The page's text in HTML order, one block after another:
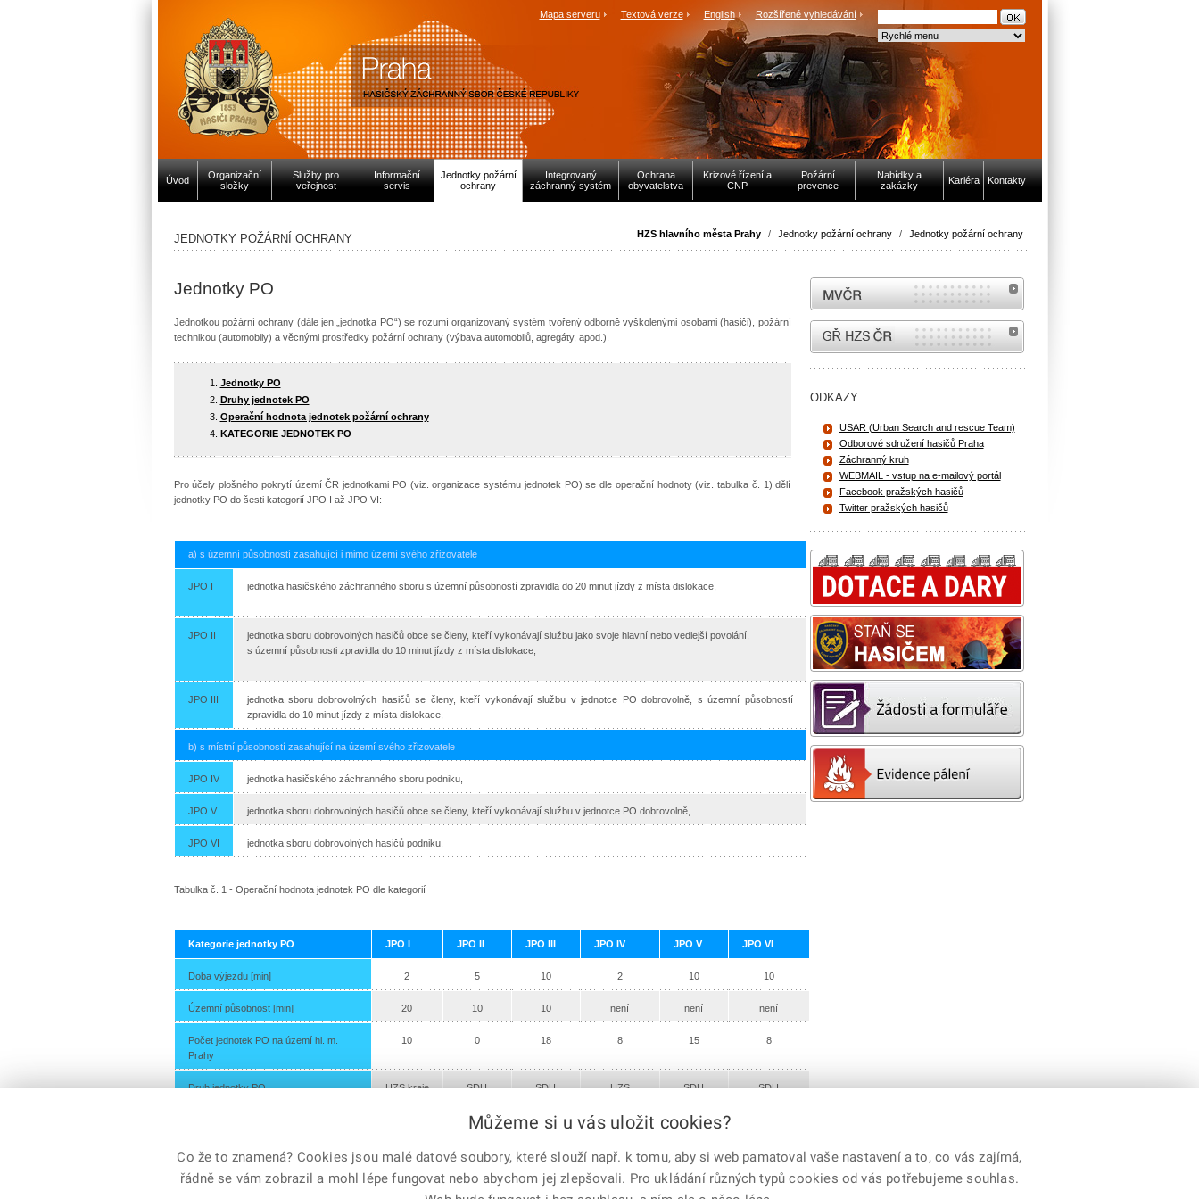
Mapa serveru Textová verze English Rozšířené vyhledávání
Úvod
Organizační
složky
Služby pro
veřejnost
Informační
servis
Jednotky požární
ochrany
Integrovaný
záchranný systém
Ochrana
obyvatelstva
Krizové řízení a
CNP
Požární
prevence
Nabídky a
zakázky
Kariéra Kontakty
HZS hlavního města Prahy / Jednotky požární ochrany / Jednotky požární ochrany
JEDNOTKY POŽÁRNÍ OCHRANY
Jednotky PO
Jednotkou požární ochrany (dále jen „jednotka PO“) se rozumí organizovaný systém tvořený odborně vyškolenými osobami (hasiči), požární
technikou (automobily) a věcnými prostředky požární ochrany (výbava automobilů, agregáty, apod.).
Jednotky PO
Druhy jednotek PO
Operační hodnota jednotek požární ochrany
KATEGORIE JEDNOTEK PO
Pro účely plošného pokrytí území ČR jednotkami PO (viz. organizace systému jednotek PO) se dle operační hodnoty (viz. tabulka č. 1) dělí
jednotky PO do šesti kategorií JPO I až JPO VI:
a) s územní působností zasahující i mimo území svého zřizovatele
JPO I jednotka hasičského záchranného sboru s územní působností zpravidla do 20 minut jízdy z místa dislokace,
JPO II
jednotka sboru dobrovolných hasičů obce se členy, kteří vykonávají službu jako svoje hlavní nebo vedlejší povolání,
s územní působnosti zpravidla do 10 minut jízdy z místa dislokace,
JPO III
jednotka sboru dobrovolných hasičů se členy, kteří vykonávají službu v jednotce PO dobrovolně, s územní působností
zpravidla do 10 minut jízdy z místa dislokace,
b) s místní působností zasahující na území svého zřizovatele
JPO IV jednotka hasičského záchranného sboru podniku,
JPO V jednotka sboru dobrovolných hasičů obce se členy, kteří vykonávají službu v jednotce PO dobrovolně,
JPO VI jednotka sboru dobrovolných hasičů podniku.
Tabulka č. 1 - Operační hodnota jednotek PO dle kategorií
Kategorie jednotky PO JPO I JPO II JPO III JPO IV JPO V JPO VI
Doba výjezdu [min] 2 5 10 2 10 10
Územní působnost [min] 20 10 10 není není není
Počet jednotek PO na území hl. m.
Prahy
10 0 18 8 15 8
Druh jednotky PO HZS kraje
SDH
SDH
HZS
SDH
SDH
Corp.
Facebook
MVČR
internetové stránky Hasiči ČR
ODKAZY
USAR (Urban Search and rescue Team)
Odborové sdružení hasičů Praha
Záchranný kruh
WEBMAIL - vstup na e-mailový portál
Facebook pražských hasičů
Twitter pražských hasičů
Můžeme si u vás uložit cookies?
Co že to znamená? Cookies jsou malé datové soubory, které slouží např. k tomu, aby si web pamatoval vaše nastavení a to, co vás zajímá,
řádně se vám zobrazil a mohl lépe fungovat nebo abychom jej zlepšovali. Pro ukládání různých typů cookies od vás potřebujeme souhlas.